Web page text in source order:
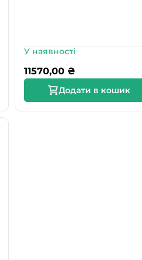
У наявності
11570,00 ₴
Додати в кошик